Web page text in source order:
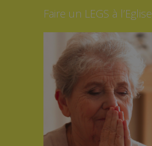
Faire un LEGS à l’Eglise